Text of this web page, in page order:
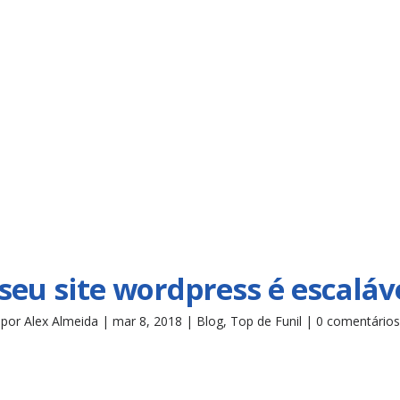
site wordpress é
por Alex Almeida | mar 8, 2018 | Blog, Top de Funil | 0 comentários